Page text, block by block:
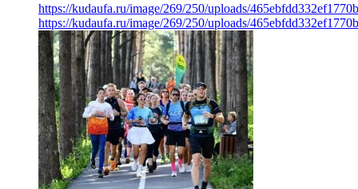
https://kudaufa.ru/image/269/250/uploads/
https://kudaufa.ru/image/269/250/uploads/